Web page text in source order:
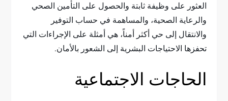
العثور على وظيفة ثابتة والحصول على التأمين الصحي
والرعاية الصحية، والمساهمة في حساب التوفير
والانتقال إلى حي أكثر أمناً، هي أمثلة على الإجراءات التي
تحفزها الاحتياجات البشرية إلى الشعور بالأمان.
الحاجات الاجتماعية